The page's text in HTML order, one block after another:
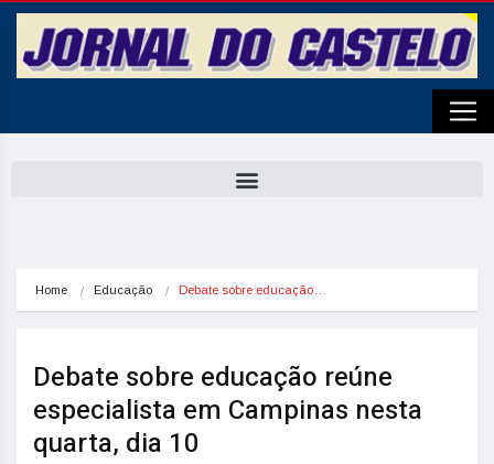
Home Educação Debate sobre educação…
Debate sobre educação reúne
especialista em Campinas nesta
quarta, dia 10